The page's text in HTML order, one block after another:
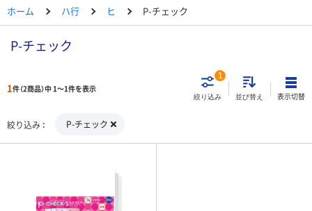
ホーム ハ行 ヒ P-チェック
P-チェック
1件（2商品）中 1～1件を表示
絞り込み
1
並び替え 表示切替
絞り込み P-チェック